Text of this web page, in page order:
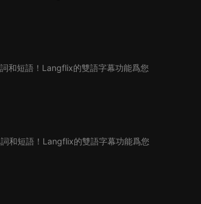
和短語！Langflix的雙語字幕功能爲您
和短語！Langflix的雙語字幕功能爲您